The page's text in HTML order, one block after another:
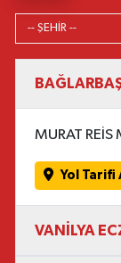
MURAT
Yol Tarifi
VANİLYA